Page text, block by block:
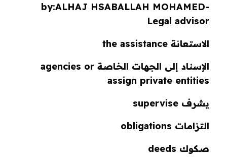
by:ALHAJ HSABALLAH MOHAMED-
Legal advisor
الاستعانة the assistance
الإسناد إلى الجهات الخاصة agencies or
assign private entities
يشرف supervise
التزامات obligations
صكوك deeds